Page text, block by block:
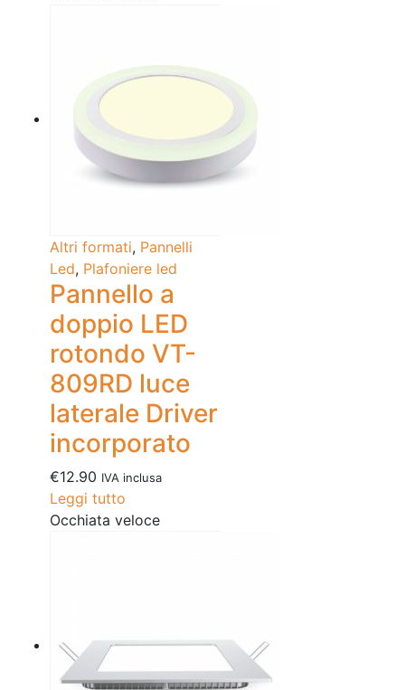
Altri formati, Pannelli
Led, Plafoniere led
Pannello a
doppio LED
rotondo VT-
809RD luce
laterale Driver
incorporato
€12.90 IVA inclusa
Leggi tutto
Occhiata veloce